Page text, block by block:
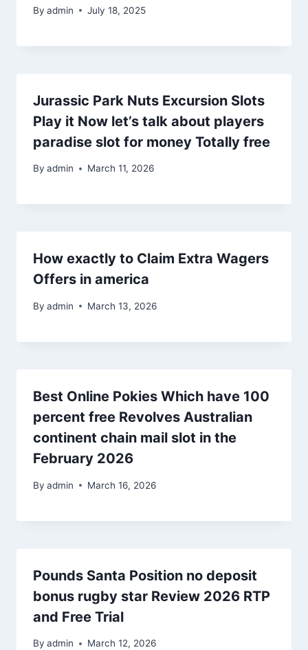
By admin July 18, 2025
Jurassic Park Nuts Excursion Slots
Play it Now let’s talk about players
paradise slot for money Totally free
By admin March 11, 2026
How exactly to Claim Extra Wagers
Offers in america
By admin March 13, 2026
Best Online Pokies Which have 100
percent free Revolves Australian
continent chain mail slot in the
February 2026
By admin March 16, 2026
Pounds Santa Position no deposit
bonus rugby star Review 2026 RTP
and Free Trial
By admin March 12, 2026